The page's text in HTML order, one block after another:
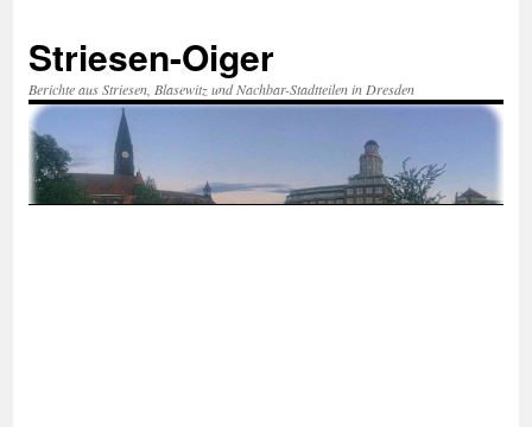
springen
Striesen-Oiger
Berichte aus Striesen, Blasewitz und Nachbar-Stadtteilen in Dresden